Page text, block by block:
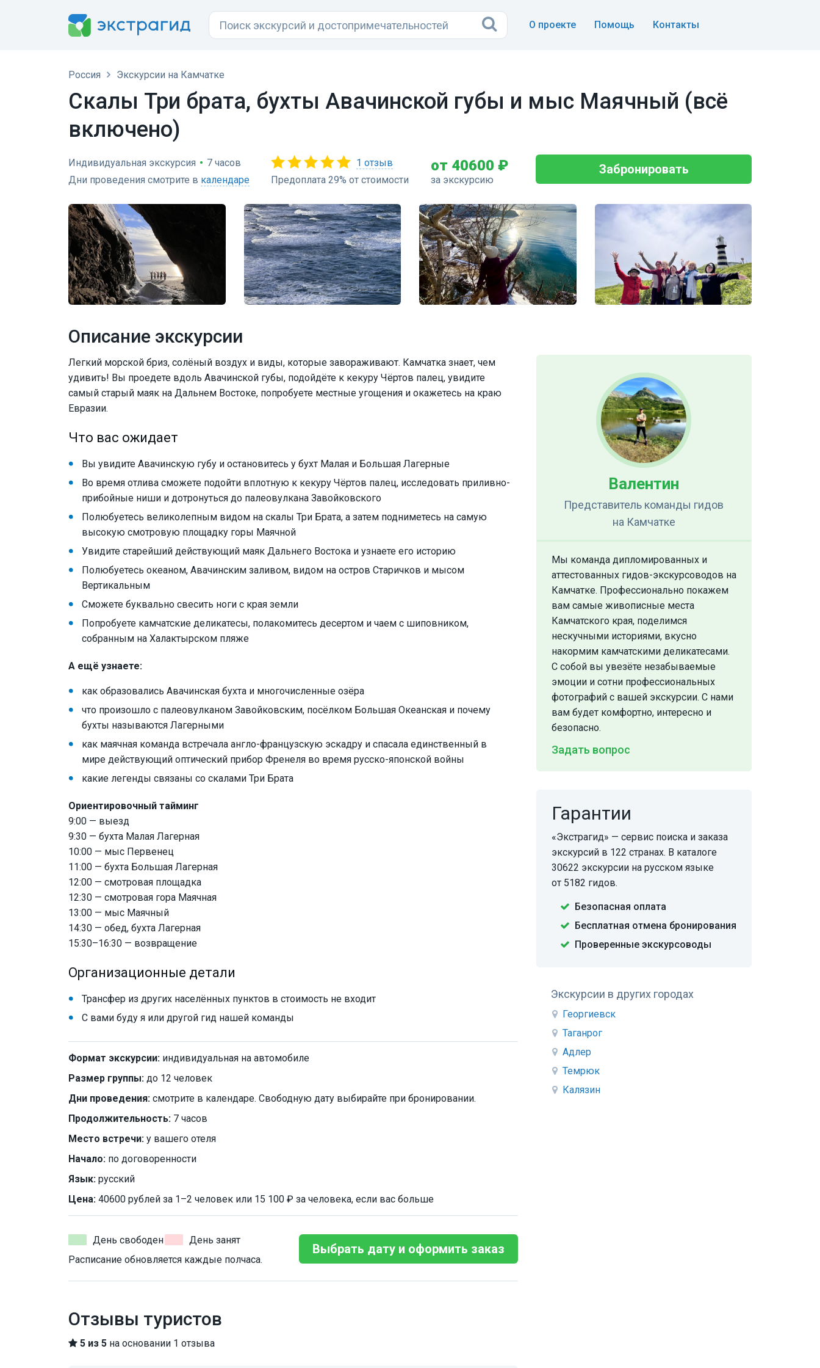
О проекте Помощь Контакты
Россия Экскурсии на Камчатке
Скалы Три брата, бухты Авачинской губы и мыс Маячный (всё
включено)
Индивидуальная экскурсия • 7 часов
Дни проведения смотрите в календаре
1 отзыв
Предоплата 29% от стоимости
от 40600 ₽
за экскурсию
Забронировать
Описание экскурсии
Легкий морской бриз, солёный воздух и виды, которые завораживают. Камчатка знает, чем
удивить! Вы проедете вдоль Авачинской губы, подойдёте к кекуру Чёртов палец, увидите
самый старый маяк на Дальнем Востоке, попробуете местные угощения и окажетесь на краю
Евразии.
Что вас ожидает
Вы увидите Авачинскую губу и остановитесь у бухт Малая и Большая Лагерные
Во время отлива сможете подойти вплотную к кекуру Чёртов палец, исследовать приливно-
прибойные ниши и дотронуться до палеовулкана Завойковского
Полюбуетесь великолепным видом на скалы Три Брата, а затем подниметесь на самую
высокую смотровую площадку горы Маячной
Увидите старейший действующий маяк Дальнего Востока и узнаете его историю
Полюбуетесь океаном, Авачинским заливом, видом на остров Старичков и мысом
Вертикальным
Сможете буквально свесить ноги с края земли
Попробуете камчатские деликатесы, полакомитесь десертом и чаем с шиповником,
собранным на Халактырском пляже
А ещё узнаете:
как образовались Авачинская бухта и многочисленные озёра
что произошло с палеовулканом Завойковским, посёлком Большая Океанская и почему
бухты называются Лагерными
как маячная команда встречала англо-французскую эскадру и спасала единственный в
мире действующий оптический прибор Френеля во время русско-японской войны
какие легенды связаны со скалами Три Брата
Ориентировочный тайминг
9:00 — выезд
9:30 — бухта Малая Лагерная
10:00 — мыс Первенец
11:00 — бухта Большая Лагерная
12:00 — смотровая площадка
12:30 — смотровая гора Маячная
13:00 — мыс Маячный
14:30 — обед, бухта Лагерная
15:30–16:30 — возвращение
Организационные детали
Трансфер из других населённых пунктов в стоимость не входит
С вами буду я или другой гид нашей команды
Формат экскурсии: индивидуальная на автомобиле
Размер группы: до 12 человек
Дни проведения: смотрите в календаре. Свободную дату выбирайте при бронировании.
Продолжительность: 7 часов
Место встречи: у вашего отеля
Начало: по договоренности
Язык: русский
Цена: 40600 рублей за 1–2 человек или 15 100 ₽ за человека, если вас больше
День свободен
День занят
Расписание обновляется каждые полчаса.
Выбрать дату и оформить заказ
Отзывы туристов
5 из 5 на основании 1 отзыва
Валентин
Представитель команды гидов
на Камчатке
Мы команда дипломированных и
аттестованных гидов-экскурсоводов на
Камчатке. Профессионально покажем
вам самые живописные места
Камчатского края, поделимся
нескучными историями, вкусно
накормим камчатскими деликатесами.
С собой вы увезёте незабываемые
эмоции и сотни профессиональных
фотографий с вашей экскурсии. С нами
вам будет комфортно, интересно и
безопасно.
Задать вопрос
Гарантии
«Экстрагид» — сервис поиска и заказа
экскурсий в 122 странах. В каталоге
30622 экскурсии на русском языке
от 5182 гидов.
Безопасная оплата
Бесплатная отмена бронирования
Проверенные экскурсоводы
Экскурсии в других городах
Георгиевск
Таганрог
Адлер
Темрюк
Калязин